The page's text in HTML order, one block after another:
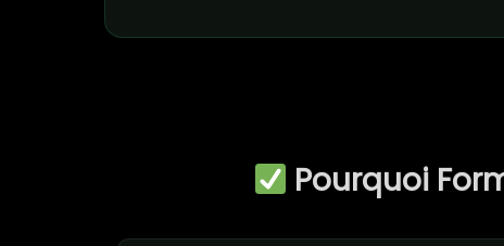
Pourquoi